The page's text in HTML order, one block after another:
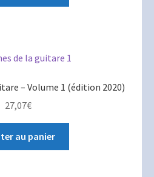
– Volume 1 (édition 2020)
27,07€
au panier